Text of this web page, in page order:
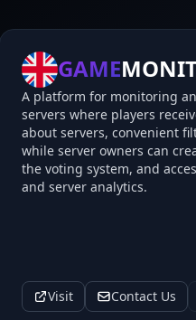
GAME
A platform for monitoring
servers where players
about servers, convenient
while server owners can
the voting system, and
and server analytics.
Visit Contact Us